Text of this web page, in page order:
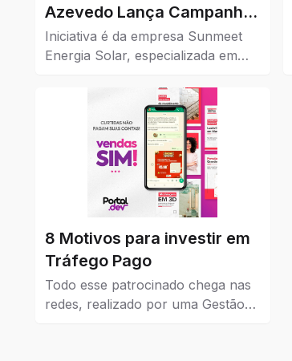
Azevedo Lança Campanha
de Cashback para
Impulsionar o Comércio da
Iniciativa é da empresa Sunmeet
Energia Solar, especializada em
com comércios da cidade.
8 Motivos para investir em
Tráfego Pago
Todo esse patrocinado chega nas
redes, realizado por uma Gestão